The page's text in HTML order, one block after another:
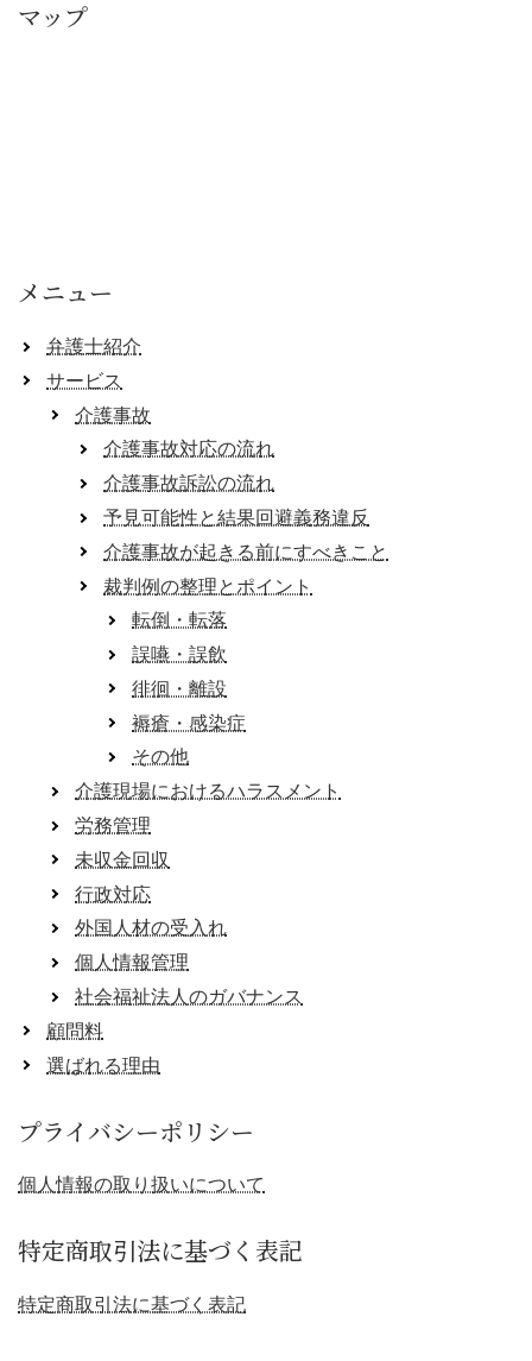
マップ
メニュー
弁護士紹介
サービス
介護事故
介護事故対応の流れ
介護事故訴訟の流れ
予見可能性と結果回避義務違反
介護事故が起きる前にすべきこと
裁判例の整理とポイント
転倒・転落
誤嚥・誤飲
徘徊・離設
褥瘡・感染症
その他
介護現場におけるハラスメント
労務管理
未収金回収
行政対応
外国人材の受入れ
個人情報管理
社会福祉法人のガバナンス
顧問料
選ばれる理由
プライバシーポリシー
個人情報の取り扱いについて
特定商取引法に基づく表記
特定商取引法に基づく表記